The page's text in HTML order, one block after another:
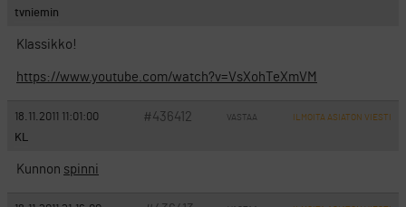
tvniemin
Klassikko!
https://www.youtube.com/watch?v=VsXohTeXmVM
18.11.2011 11:01:00 #436412 VASTAA ILMOITA ASIATON VIESTI
KL
Kunnon spinni